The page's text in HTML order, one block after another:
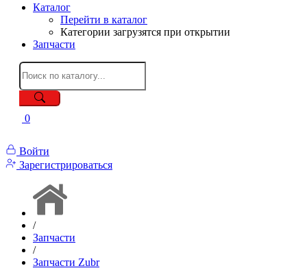
Каталог
Перейти в каталог
Категории загрузятся при открытии
Запчасти
0
Войти
Зарегистрироваться
/
Запчасти
/
Запчасти Zubr